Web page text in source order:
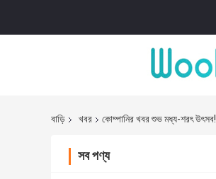
বাড়ি খবর কোম্পানির খবর শুভ মধ্য-শরৎ উৎসব!
সব পণ্য